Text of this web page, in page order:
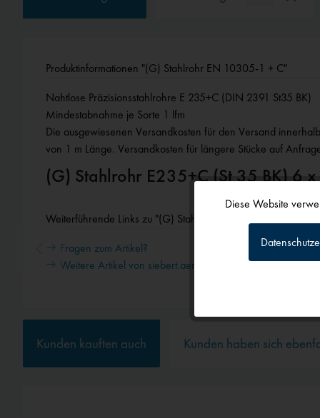
Produktinformationen "(G) Stahlrohr EN 10305-1 + C"
Nahtlose Präzisionsstahlrohre E 235+C (DIN 2391 St35 BK)
Mindestabnahme je Sorte 1 lfm
Die ausgewiesenen Versandkosten für den Versand
von 1 m Länge. Versandkosten für längere Stücke auf
(G) Stahlrohr E235+C (St 35 BK) 6
Weiterführende Links zu "(G) Stahlrohr EN 10305-1 + C"
Fragen zum Artikel?
Weitere Artikel von siebert.aero
Kunden kauften auch Kunden haben sich
Tracking
Service
Diese Website